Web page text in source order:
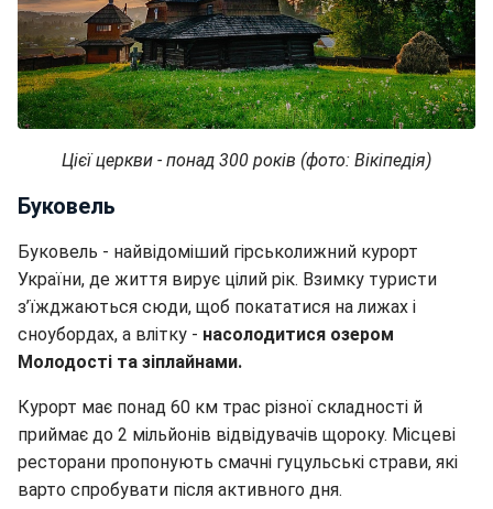
Цієї церкви - понад 300 років (фото: Вікіпедія)
Буковель
Буковель - найвідоміший гірськолижний курорт
України, де життя вирує цілий рік. Взимку туристи
з’їжджаються сюди, щоб покататися на лижах і
сноубордах, а влітку - насолодитися озером
Молодості та зіплайнами.
Курорт має понад 60 км трас різної складності й
приймає до 2 мільйонів відвідувачів щороку. Місцеві
ресторани пропонують смачні гуцульські страви, які
варто спробувати після активного дня.